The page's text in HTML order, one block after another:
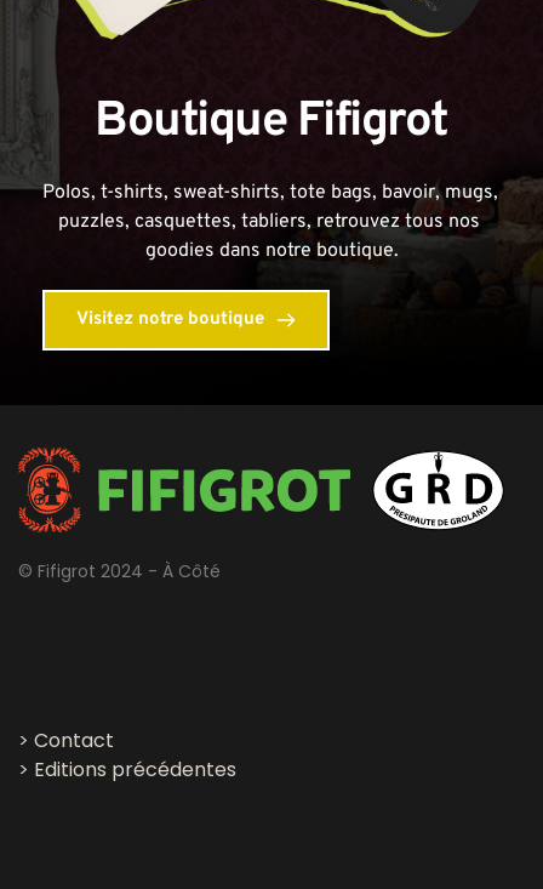
Boutique Fifigrot
Polos, t-shirts, sweat-shirts, tote bags, bavoir, mugs,
puzzles, casquettes, tabliers, retrouvez tous nos
goodies dans notre boutique.
Visitez notre boutique
© Fifigrot 2024 - À Côté
> Contact
> Editions précédentes